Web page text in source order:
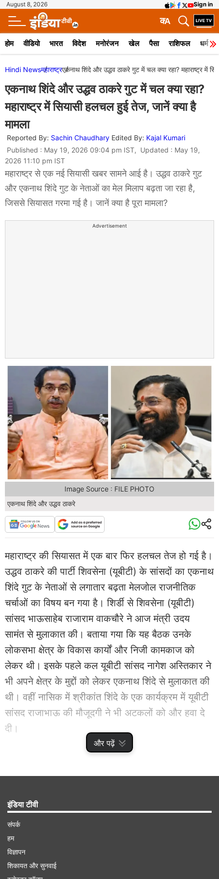
August 8, 2026 Sign in
A
क
होम वीडियो भारत विदेश मनोरंजन खेल पैसा राशिफल धर्म
और पढ़ें
Hindi Newsमहाराष्ट्रएकनाथ शिंदे और उद्धव ठाकरे गुट में चल क्या रहा? महाराष्ट्र में
एकनाथ शिंदे और उद्धव ठाकरे गुट में चल क्या रहा?
महाराष्ट्र में सियासी हलचल हुई तेज, जानें क्या है
मामला
Reported By: Sachin Chaudhary Edited By: Kajal Kumari
Published : May 19, 2026 09:04 pm IST, Updated : May 19,
2026 11:10 pm IST
महाराष्ट्र से एक नई सियासी खबर सामने आई है। उद्धव ठाकरे गुट
और एकनाथ शिंदे गुट के नेताओं का मेल मिलाप बढ़ता जा रहा है,
जिससे सियासत गरमा गई है। जानें क्या है पूरा मामला?
Advertisement
एकनाथ शिंदे और उद्धव ठाकरे
Image Source : FILE PHOTO
महाराष्ट्र की सियासत में एक बार फिर हलचल तेज हो गई है।
उद्धव ठाकरे की पार्टी शिवसेना (यूबीटी) के सांसदों का एकनाथ
शिंदे गुट के नेताओं से लगातार बढ़ता मेलजोल राजनीतिक
चर्चाओं का विषय बन गया है। शिर्डी से शिवसेना (यूबीटी)
सांसद भाऊसाहेब राजाराम वाकचौरे ने आज मंत्री उदय
सामंत से मुलाकात की। बताया गया कि यह बैठक उनके
लोकसभा क्षेत्र के विकास कार्यों और निजी कामकाज को
लेकर थी। इसके पहले कल यूबीटी सांसद नागेश अस्तिकार ने
भी अपने क्षेत्र के मुद्दों को लेकर एकनाथ शिंदे से मुलाकात की
थी। वहीं नासिक में श्रीकांत शिंदे के एक कार्यक्रम में यूबीटी
सांसद राजाभाऊ की मौजूदगी ने भी अटकलों को और हवा दे
दी।
इंडिया टीवी
संपर्क
हम
विज्ञापन
शिकायत और सुनवाई